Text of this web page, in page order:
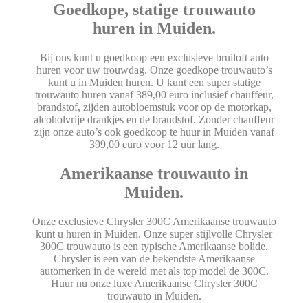
Goedkope, statige trouwauto
huren in Muiden.
Bij ons kunt u goedkoop een exclusieve bruiloft auto
huren voor uw trouwdag. Onze goedkope trouwauto’s
kunt u in Muiden huren. U kunt een super statige
trouwauto huren vanaf 389,00 euro inclusief chauffeur,
brandstof, zijden autobloemstuk voor op de motorkap,
alcoholvrije drankjes en de brandstof. Zonder chauffeur
zijn onze auto’s ook goedkoop te huur in Muiden vanaf
399,00 euro voor 12 uur lang.
Amerikaanse trouwauto in
Muiden.
Onze exclusieve Chrysler 300C Amerikaanse trouwauto
kunt u huren in Muiden. Onze super stijlvolle Chrysler
300C trouwauto is een typische Amerikaanse bolide.
Chrysler is een van de bekendste Amerikaanse
automerken in de wereld met als top model de 300C.
Huur nu onze luxe Amerikaanse Chrysler 300C
trouwauto in Muiden.